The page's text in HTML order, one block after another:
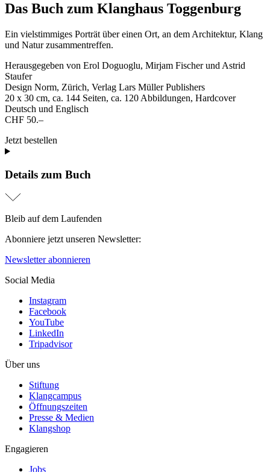
Das Buch zum Klanghaus Toggenburg
Ein vielstimmiges Porträt über einen Ort, an dem Architektur, Klang
und Natur zusammentreffen.
Herausgegeben von Erol Doguoglu, Mirjam Fischer und Astrid
Staufer
Design Norm, Zürich, Verlag Lars Müller Publishers
20 x 30 cm, ca. 144 Seiten, ca. 120 Abbildungen, Hardcover
Deutsch und Englisch
CHF 50.–
Jetzt bestellen
Details zum Buch
Bleib auf dem Laufenden
Abonniere jetzt unseren Newsletter:
Newsletter abonnieren
Social Media
Instagram
Facebook
YouTube
LinkedIn
Tripadvisor
Über uns
Stiftung
Klangcampus
Öffnungszeiten
Presse & Medien
Klangshop
Engagieren
Jobs